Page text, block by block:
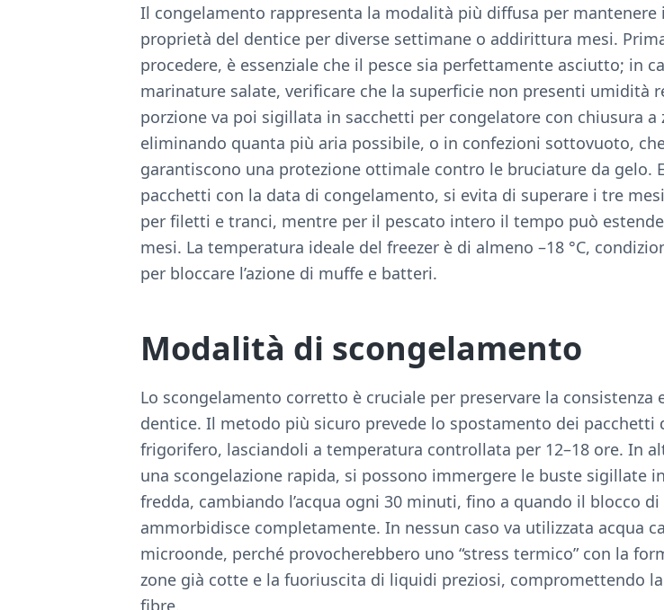
Il congelamento rappresenta la modalità più diffusa per
proprietà del dentice per diverse settimane o addirittura mesi.
procedere, è essenziale che il pesce sia perfettamente asciutto; in
marinature salate, verificare che la superficie non presenti umidità
porzione va poi sigillata in sacchetti per congelatore con chiusura a
eliminando quanta più aria possibile, o in confezioni sottovuoto,
garantiscono una protezione ottimale contro le bruciature da gelo.
pacchetti con la data di congelamento, si evita di superare i tre
per filetti e tranci, mentre per il pescato intero il tempo può
mesi. La temperatura ideale del freezer è di almeno –18 °C,
per bloccare l’azione di muffe e batteri.
Modalità di scongelamento
Lo scongelamento corretto è cruciale per preservare la consistenza
dentice. Il metodo più sicuro prevede lo spostamento dei pacchetti
frigorifero, lasciandoli a temperatura controllata per 12–18 ore. In
una scongelazione rapida, si possono immergere le buste sigillate
fredda, cambiando l’acqua ogni 30 minuti, fino a quando il blocco di
ammorbidisce completamente. In nessun caso va utilizzata acqua
microonde, perché provocherebbero uno “stress termico” con la
zone già cotte e la fuoriuscita di liquidi preziosi, compromettendo
fibre.